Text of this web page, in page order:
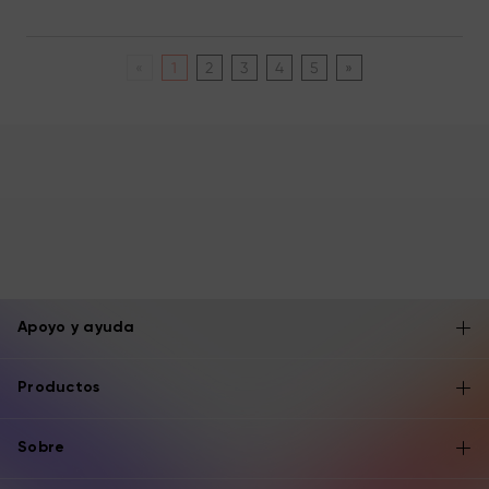
2 3 4 5 »
Apoyo y ayuda
Productos
Sobre